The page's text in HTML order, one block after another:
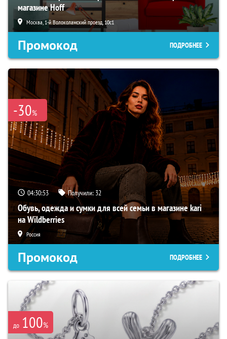
магазине Hoff
Москва, 1-й Волоколамский проезд, 10с1
Промокод ПОДРОБНЕЕ
-30%
04:30:52 Получили: 32
Обувь, одежда и сумки для всей семьи в магазине kari
на Wildberries
Россия
Промокод ПОДРОБНЕЕ
до 100%